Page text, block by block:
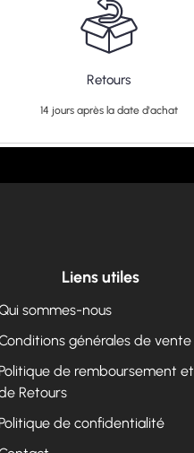
Retours
14 jours après la date d'achat
Liens utiles
sommes-nous
générales de vente
Politique de remboursement et
Retours
Politique de confidentialité